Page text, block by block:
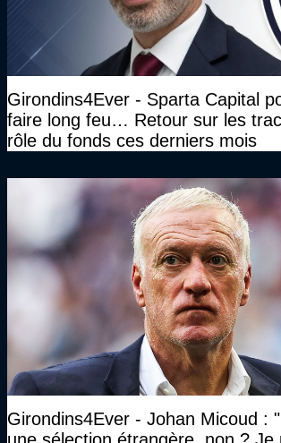
Girondins4Ever - Sparta Capital
faire long feu… Retour sur les
rôle du fonds ces derniers mois
Girondins4Ever - Johan Micoud :